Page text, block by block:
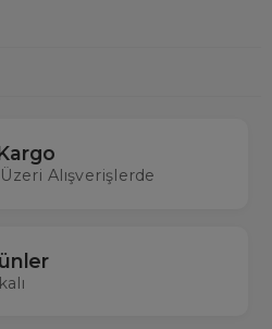
Alışverişlerde